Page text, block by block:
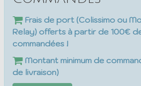
CoMMANDES
Frais de port (Colissimo ou
Relay) offerts à partir de 100€
commandées !
Montant minimum de